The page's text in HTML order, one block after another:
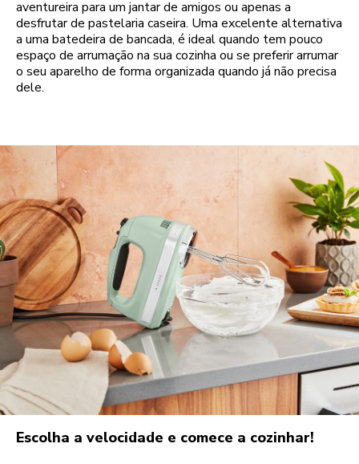
aventureira para um jantar de amigos ou apenas a
desfrutar de pastelaria caseira. Uma excelente alternativa
a uma batedeira de bancada, é ideal quando tem pouco
espaço de arrumação na sua cozinha ou se preferir arrumar
o seu aparelho de forma organizada quando já não precisa
dele.
Escolha a velocidade e comece a cozinhar!